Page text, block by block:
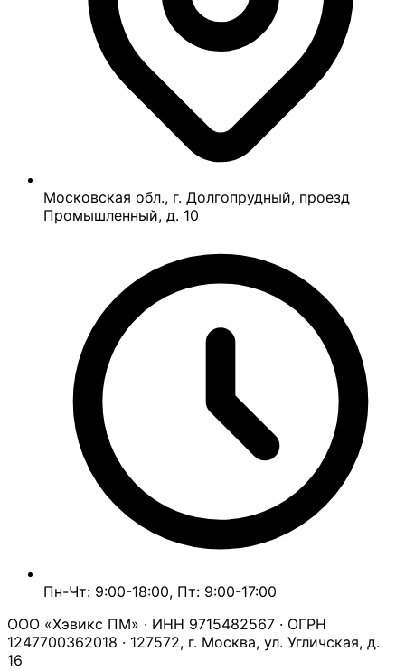
Московская обл., г. Долгопрудный, проезд
Промышленный, д. 10
Пн-Чт: 9:00-18:00, Пт: 9:00-17:00
ООО «Хэвикс ПМ» · ИНН 9715482567 · ОГРН
1247700362018 · 127572, г. Москва, ул. Угличская, д.
16